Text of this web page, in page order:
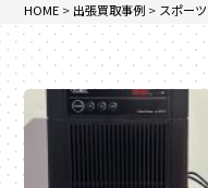
HOME > 出張買取事例 > スポー